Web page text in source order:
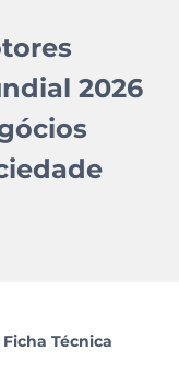
2026
Ficha Técnica